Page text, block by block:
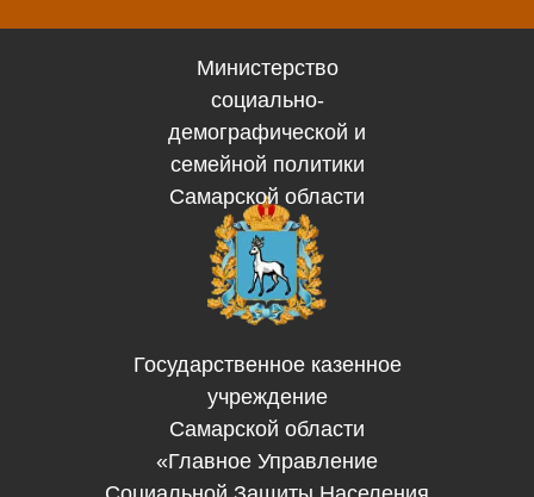
Министерство
социально-
демографической и
семейной политики
Самарской области
Государственное казенное
учреждение
Самарской области
«Главное Управление